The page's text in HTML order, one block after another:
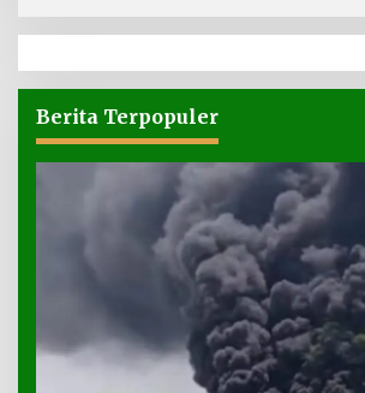
Berita Terpopuler